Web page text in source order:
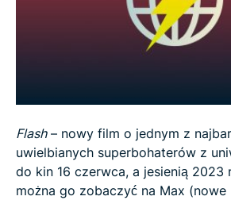
Flash 2023: czego możemy się
Flash– nowy film o jednym z
uwielbianych superbohaterów z
do kin 16 czerwca, a jesienią 2023
można go zobaczyć na Max (nowe